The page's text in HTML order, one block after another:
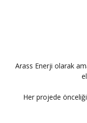
Arass Enerji olarak
Her projede